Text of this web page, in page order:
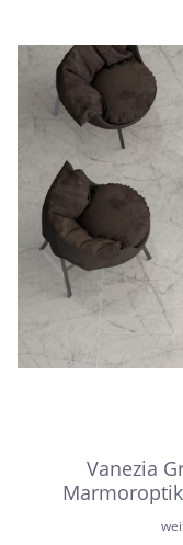
Vanezia